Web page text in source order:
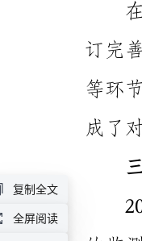
三、监测检验
复制全文
全屏阅读